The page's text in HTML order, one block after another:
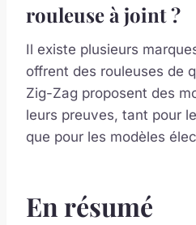
rouleuse à joint ?
Il existe plusieurs
offrent des rouleuses de
Zig-Zag proposent des
leurs preuves, tant pour
que pour les modèles
En résumé